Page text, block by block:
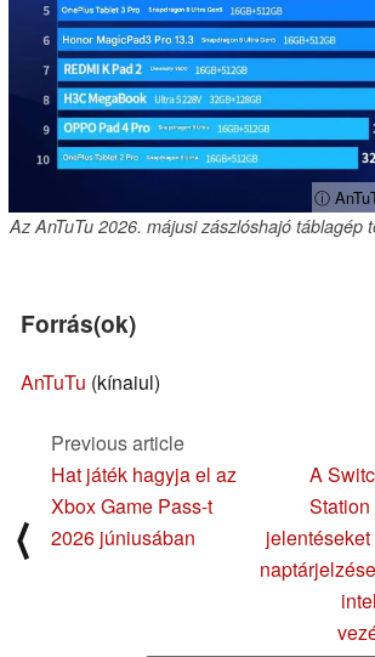
ⓘ
Az AnTuTu 2026. májusi zászlóshajó táblagép
Forrás(ok)
AnTuTu (kínaiul)
⟨
Previous article
Hat játék hagyja el az
Xbox Game Pass-t
2026 júniusában
A